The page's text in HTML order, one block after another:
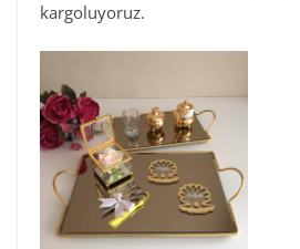
kargoluyoruz.